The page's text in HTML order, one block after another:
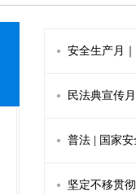
安全生产月
民法典宣传
普法 | 国家
坚定不移贯